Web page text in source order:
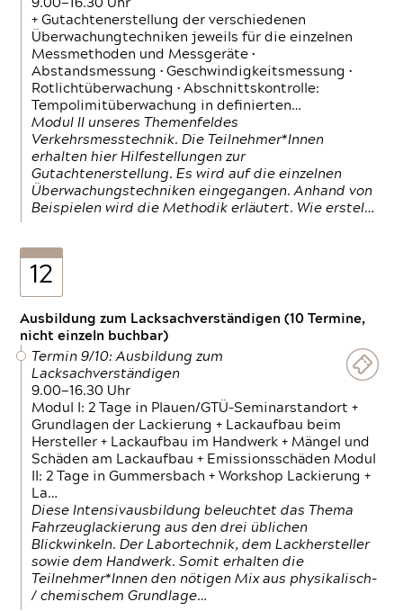
9.00—16.30 Uhr
+ Gutachtenerstellung der verschiedenen
Überwachungtechniken jeweils für die einzelnen
Messmethoden und Messgeräte •
Abstandsmessung • Geschwindigkeitsmessung •
Rotlichtüberwachung • Abschnittskontrolle:
Tempolimitüberwachung in definierten…
Modul II unseres Themenfeldes
Verkehrsmesstechnik. Die Teilnehmer*Innen
erhalten hier Hilfestellungen zur
Gutachtenerstellung. Es wird auf die einzelnen
Überwachungstechniken eingegangen. Anhand von
Beispielen wird die Methodik erläutert. Wie erstel…
12
Ausbildung zum Lacksachverständigen (10 Termine,
nicht einzeln buchbar)
Termin 9/10: Ausbildung zum
Lacksachverständigen
9.00—16.30 Uhr
Modul I: 2 Tage in Plauen/GTÜ-Seminarstandort +
Grundlagen der Lackierung + Lackaufbau beim
Hersteller + Lackaufbau im Handwerk + Mängel und
Schäden am Lackaufbau + Emissionsschäden Modul
II: 2 Tage in Gummersbach + Workshop Lackierung +
La…
Diese Intensivausbildung beleuchtet das Thema
Fahrzeuglackierung aus den drei üblichen
Blickwinkeln. Der Labortechnik, dem Lackhersteller
sowie dem Handwerk. Somit erhalten die
Teilnehmer*Innen den nötigen Mix aus physikalisch-
/ chemischem Grundlage…